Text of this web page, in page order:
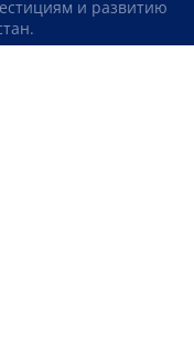
и развитию